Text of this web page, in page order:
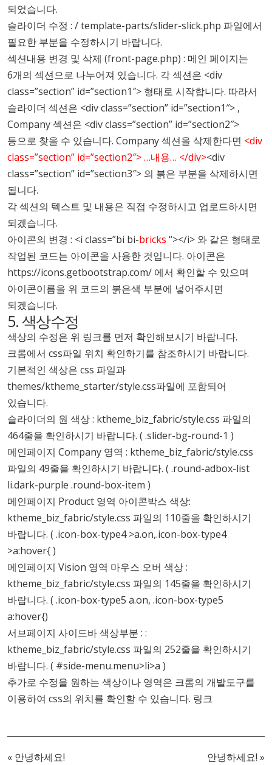
되었습니다.
슬라이더 수정 : / template-parts/slider-slick.php 파일에서
필요한 부분을 수정하시기 바랍니다.
섹션내용 변경 및 삭제 (front-page.php) : 메인 페이지는
6개의 섹션으로 나누어져 있습니다. 각 섹션은 <div
class=”section” id=”section1″> 형태로 시작합니다. 따라서
슬라이더 섹션은 <div class=”section” id=”section1″> ,
Company 섹션은 <div class=”section” id=”section2″>
등으로 찾을 수 있습니다. Company 섹션을 삭제한다면 <div
class=”section” id=”section2″> …내용… </div><div
class=”section” id=”section3″> 의 붉은 부분을 삭제하시면
됩니다.
각 섹션의 텍스트 및 내용은 직접 수정하시고 업로드하시면
되겠습니다.
아이콘의 변경 : <i class=”bi bi-bricks “></i> 와 같은 형태로
작업된 코드는 아이콘을 사용한 것입니다. 아이콘은
https://icons.getbootstrap.com/ 에서 확인할 수 있으며
아이콘이름을 위 코드의 붉은색 부분에 넣어주시면
되겠습니다.
5. 색상수정
색상의 수정은 위 링크를 먼저 확인해보시기 바랍니다.
크롬에서 css파일 위치 확인하기를 참조하시기 바랍니다.
기본적인 색상은 css 파일과
themes/ktheme_starter/style.css파일에 포함되어
있습니다.
슬라이더의 원 색상 : ktheme_biz_fabric/style.css 파일의
464줄을 확인하시기 바랍니다. ( .slider-bg-round-1 )
메인페이지 Company 영역 : ktheme_biz_fabric/style.css
파일의 49줄을 확인하시기 바랍니다. ( .round-adbox-list
li.dark-purple .round-box-item )
메인페이지 Product 영역 아이콘박스 색상:
ktheme_biz_fabric/style.css 파일의 110줄을 확인하시기
바랍니다. ( .icon-box-type4 >a.on,.icon-box-type4
>a:hover{ )
메인페이지 Vision 영역 마우스 오버 색상 :
ktheme_biz_fabric/style.css 파일의 145줄을 확인하시기
바랍니다. ( .icon-box-type5 a.on, .icon-box-type5
a:hover{)
서브페이지 사이드바 색상부분 : :
ktheme_biz_fabric/style.css 파일의 252줄을 확인하시기
바랍니다. ( #side-menu.menu>li>a )
추가로 수정을 원하는 색상이나 영역은 크롬의 개발도구를
이용하여 css의 위치를 확인할 수 있습니다. 링크
« 안녕하세요! 안녕하세요! »